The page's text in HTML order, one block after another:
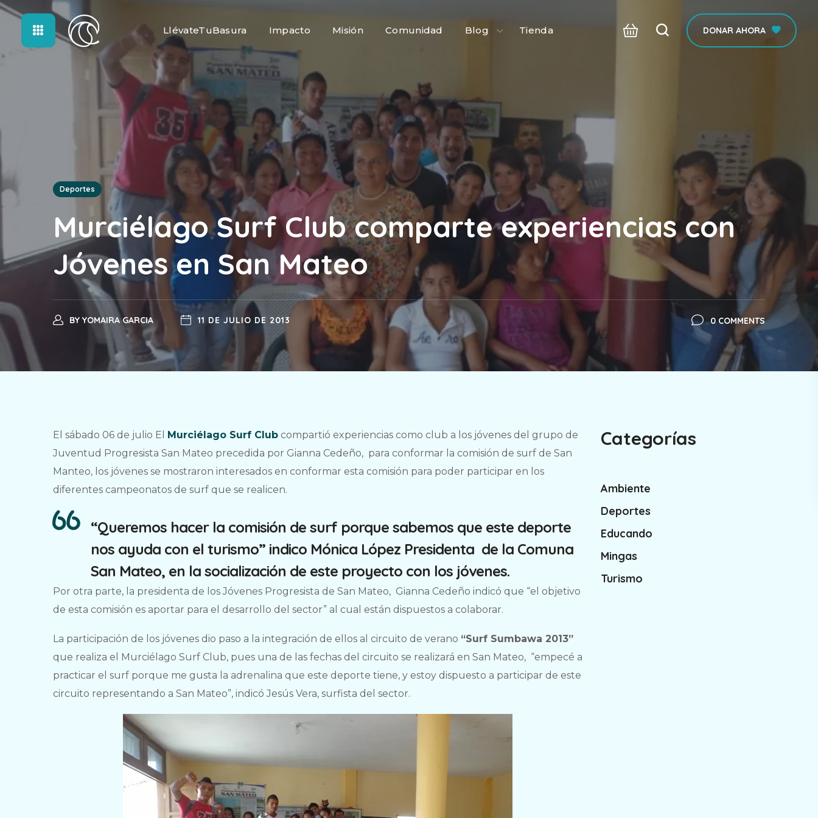
LlévateTuBasura Impacto Misión Comunidad Blog Tienda DONAR AHORA
Deportes
Murciélago Surf Club comparte experiencias con
Jóvenes en San Mateo
BY YOMAIRA GARCIA 11 DE JULIO DE 2013 0 COMMENTS
El sábado 06 de julio El Murciélago Surf Club compartió experiencias como club a los jóvenes del grupo de
Juventud Progresista San Mateo precedida por Gianna Cedeño, para conformar la comisión de surf de San
Manteo, los jóvenes se mostraron interesados en conformar esta comisión para poder participar en los
diferentes campeonatos de surf que se realicen.
“Queremos hacer la comisión de surf porque sabemos que este deporte
nos ayuda con el turismo” indico Mónica López Presidenta de la Comuna
San Mateo, en la socialización de este proyecto con los jóvenes.
Por otra parte, la presidenta de los Jóvenes Progresista de San Mateo, Gianna Cedeño indicó que “el objetivo
de esta comisión es aportar para el desarrollo del sector” al cual están dispuestos a colaborar.
La participación de los jóvenes dio paso a la integración de ellos al circuito de verano “Surf Sumbawa 2013”
que realiza el Murciélago Surf Club, pues una de las fechas del circuito se realizará en San Mateo, “empecé a
practicar el surf porque me gusta la adrenalina que este deporte tiene, y estoy dispuesto a participar de este
circuito representando a San Mateo”, indicó Jesús Vera, surfista del sector.
Categorías
Ambiente
Deportes
Educando
Mingas
Turismo